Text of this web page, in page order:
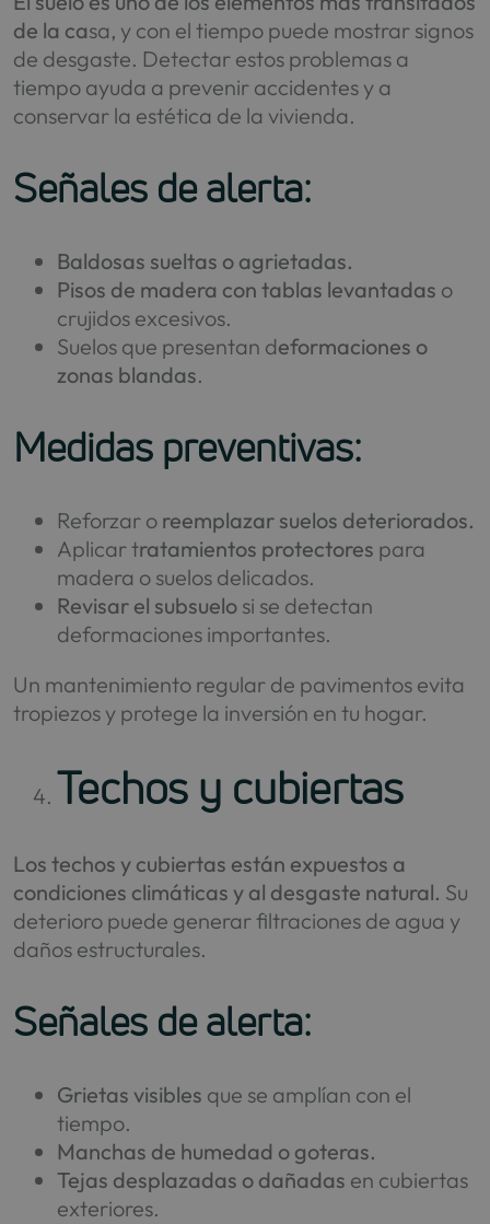
de la casa, y con el tiempo puede mostrar signos
de desgaste. Detectar estos problemas a
tiempo ayuda a prevenir accidentes y a
conservar la estética de la vivienda.
Señales de alerta:
Baldosas sueltas o agrietadas.
Pisos de madera con tablas levantadas o
crujidos excesivos.
Suelos que presentan deformaciones o
zonas blandas.
Medidas preventivas:
Reforzar o reemplazar suelos deteriorados.
Aplicar tratamientos protectores para
madera o suelos delicados.
Revisar el subsuelosi se detectan
deformaciones importantes.
Un mantenimiento regular de pavimentos evita
tropiezos y protege la inversión en tu hogar.
Techos y cubiertas
Los techos y cubiertas están expuestos a
condiciones climáticas y al desgaste natural. Su
deterioro puede generar filtraciones de agua y
daños estructurales.
Señales de alerta:
Grietas visibles que se amplían con el
tiempo.
Manchas de humedad o goteras.
Tejas desplazadas o dañadas en cubiertas
exteriores.